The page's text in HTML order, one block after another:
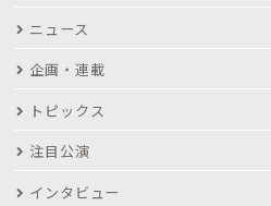
ニュース
企画・連載
トピックス
注目公演
インタビュー